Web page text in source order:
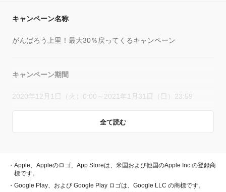
全て読む
キャンペーン名称
がんばろう上里！最大30％戻ってくるキャンペーン
キャンペーン期間
2020年12月1日（火）0:00～2021年1月31日（日）23:59
ド、PayPayあと払い（一括のみ）でお支払いをしていただい
た方に対し、下表のとおり後日PayPayボーナスを付与しま
・Apple、Appleのロゴ、App Storeは、米国および他国のApple Inc.の登録商
標です。
・Google Play、および Google Play ロゴは、Google LLC の商標です。